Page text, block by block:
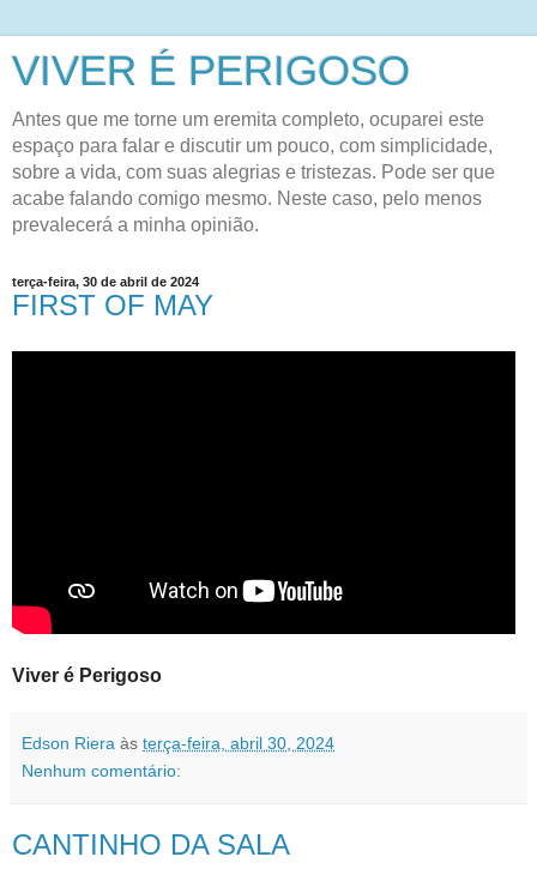
VIVER É PERIGOSO
Antes que me torne um eremita completo, ocuparei este
espaço para falar e discutir um pouco, com simplicidade,
sobre a vida, com suas alegrias e tristezas. Pode ser que
acabe falando comigo mesmo. Neste caso, pelo menos
prevalecerá a minha opinião.
terça-feira, 30 de abril de 2024
FIRST OF MAY
Viver é Perigoso
Edson Riera às terça-feira, abril 30, 2024
Nenhum comentário:
CANTINHO DA SALA